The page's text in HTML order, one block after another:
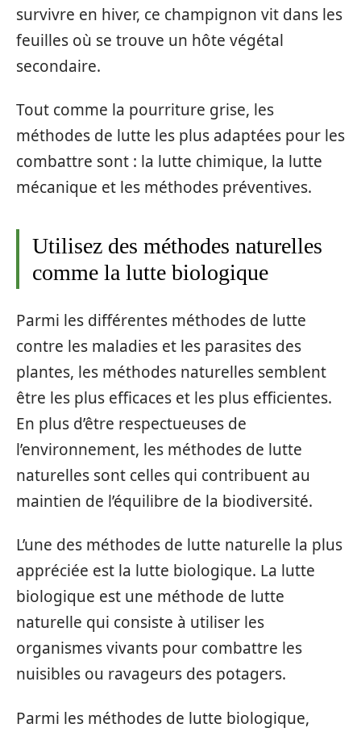
survivre en hiver, ce champignon vit dans les
feuilles où se trouve un hôte végétal
secondaire.
Tout comme la pourriture grise, les
méthodes de lutte les plus adaptées pour les
combattre sont : la lutte chimique, la lutte
mécanique et les méthodes préventives.
Utilisez des méthodes naturelles
comme la lutte biologique
Parmi les différentes méthodes de lutte
contre les maladies et les parasites des
plantes, les méthodes naturelles semblent
être les plus efficaces et les plus efficientes.
En plus d’être respectueuses de
l’environnement, les méthodes de lutte
naturelles sont celles qui contribuent au
maintien de l’équilibre de la biodiversité.
L’une des méthodes de lutte naturelle la plus
appréciée est la lutte biologique. La lutte
biologique est une méthode de lutte
naturelle qui consiste à utiliser les
organismes vivants pour combattre les
nuisibles ou ravageurs des potagers.
Parmi les méthodes de lutte biologique,